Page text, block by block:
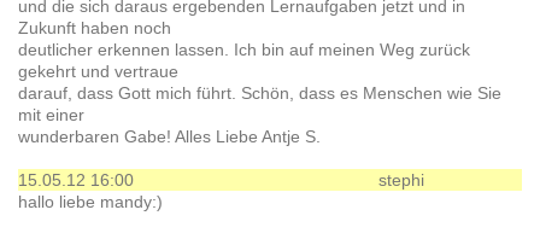
und die sich daraus ergebenden Lernaufgaben jetzt und in
Zukunft haben noch
deutlicher erkennen lassen. Ich bin auf meinen Weg zurück
gekehrt und vertraue
darauf, dass Gott mich führt. Schön, dass es Menschen wie Sie
mit einer
wunderbaren Gabe! Alles Liebe Antje S.
15.05.12 16:00
stephi
hallo liebe mandy:)